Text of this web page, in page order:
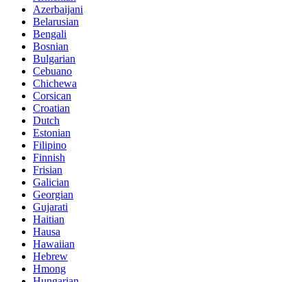
Azerbaijani
Belarusian
Bengali
Bosnian
Bulgarian
Cebuano
Chichewa
Corsican
Croatian
Dutch
Estonian
Filipino
Finnish
Frisian
Galician
Georgian
Gujarati
Haitian
Hausa
Hawaiian
Hebrew
Hmong